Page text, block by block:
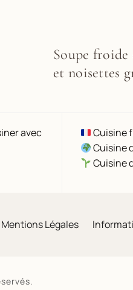
Soupe
et noisettes
avec
Cuisine
Cuisine
Cuisine
Mentions Légales